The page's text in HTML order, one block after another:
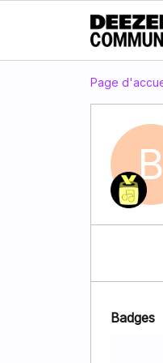
Page
B
Badges